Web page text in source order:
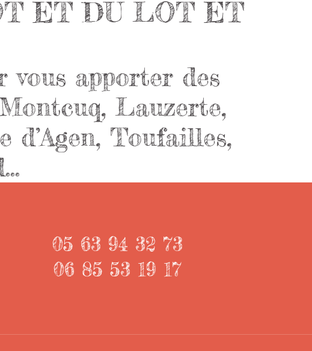
ET DU LOT ET
vous apporter des
Lauzerte,
d’Agen, Toufailles,
05 63 94 32 73
06 85 53 19 17